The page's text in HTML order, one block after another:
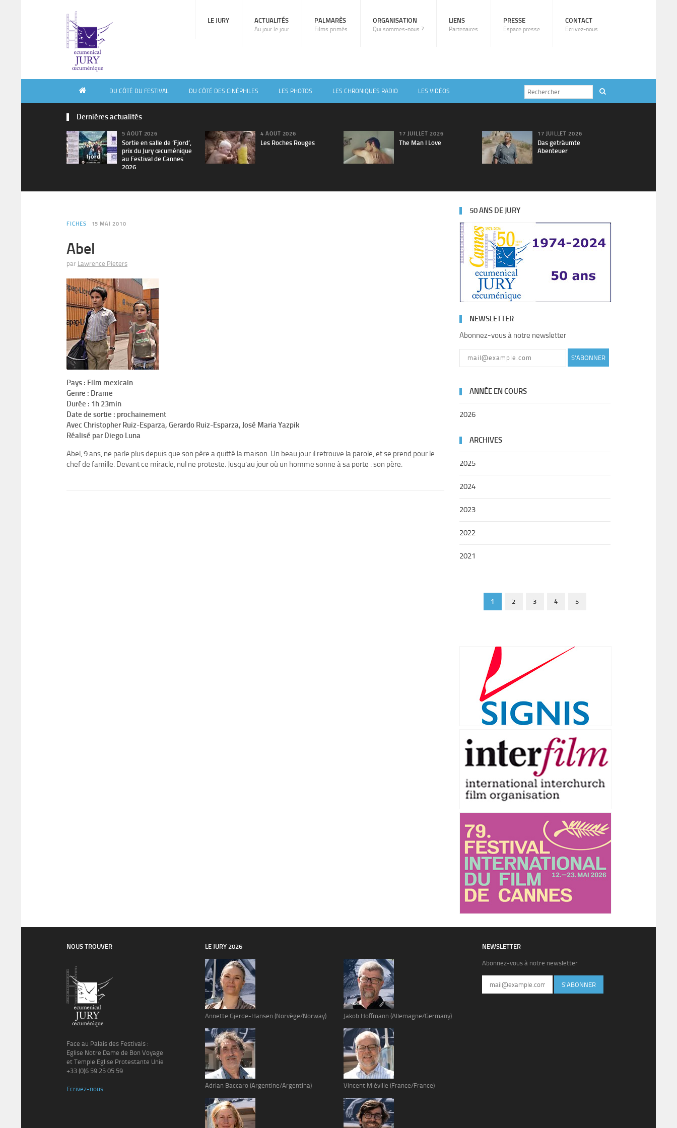
LE JURY ACTUALITÉS
Au jour le jour
PALMARÈS
Films primés
ORGANISATION
Qui sommes-nous ?
LIENS
Partenaires
PRESSE
Espace presse
CONTACT
Ecrivez-nous
DU CÔTÉ DU FESTIVAL DU CÔTÉ DES CINÉPHILES LES PHOTOS LES CHRONIQUES RADIO LES VIDÉOS
Dernières actualités
5 AOÛT 2026
Sortie en salle de ’Fjord’,
prix du Jury œcuménique
au Festival de Cannes
2026
4 AOÛT 2026
Les Roches Rouges
17 JUILLET 2026
The Man I Love
17 JUILLET 2026
Das geträumte
Abenteuer
FICHES 15 MAI 2010
Abel
par Lawrence Pieters
Pays : Film mexicain
Genre : Drame
Durée : 1h 23min
Date de sortie : prochainement
Avec Christopher Ruiz-Esparza, Gerardo Ruiz-Esparza, José Maria Yazpik
Réalisé par Diego Luna
Abel, 9 ans, ne parle plus depuis que son père a quitté la maison. Un beau jour il retrouve la parole, et se prend pour le
chef de famille. Devant ce miracle, nul ne proteste. Jusqu’au jour où un homme sonne à sa porte : son père.
50 ANS DE JURY
NEWSLETTER
Abonnez-vous à notre newsletter
S'ABONNER
ANNÉE EN COURS
2026
ARCHIVES
2025
2024
2023
2022
2021
1 2 3 4 5
NOUS TROUVER
Face au Palais des Festivals :
Eglise Notre Dame de Bon Voyage
et Temple Eglise Protestante Unie
+33 (0)6 59 25 05 59
Ecrivez-nous
LE JURY 2026
Annette Gjerde-Hansen (Norvège/Norway)
Adrian Baccaro (Argentine/Argentina)
Jakob Hoffmann (Allemagne/Germany)
Vincent Miéville (France/France)
NEWSLETTER
Abonnez-vous à notre newsletter
S'ABONNER